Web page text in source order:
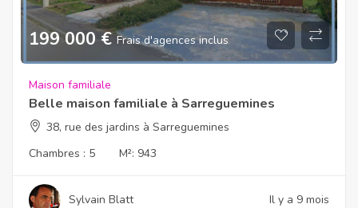
199 000€Frais d'agences inclus
Maison familiale
Belle maison familiale à Sarreguemines
38, rue des jardins à Sarreguemines
Chambres : 5 M²: 943
Sylvain Blatt Il y a 9 mois